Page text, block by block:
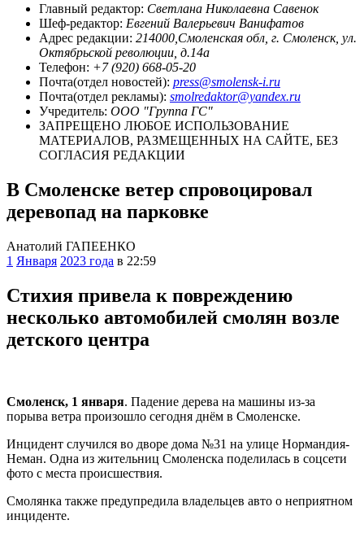
Главный редактор: Светлана Николаевна Савенок
Шеф-редактор: Евгений Валерьевич Ванифатов
Адрес редакции: 214000,Смоленская обл, г. Смоленск, ул.
Октябрьской революции, д.14а
Телефон: +7 (920) 668-05-20
Почта(отдел новостей): press@smolensk-i.ru
Почта(отдел рекламы): smolredaktor@yandex.ru
Учредитель: ООО "Группа ГС"
ЗАПРЕЩЕНО ЛЮБОЕ ИСПОЛЬЗОВАНИЕ
МАТЕРИАЛОВ, РАЗМЕЩЕННЫХ НА САЙТЕ, БЕЗ
СОГЛАСИЯ РЕДАКЦИИ
В Смоленске ветер спровоцировал
деревопад на парковке
Анатолий ГАПЕЕНКО
1 Января 2023 года в 22:59
Стихия привела к повреждению
несколько автомобилей смолян возле
детского центра
Смоленск, 1 января. Падение дерева на машины из-за
порыва ветра произошло сегодня днём в Смоленске.
Инцидент случился во дворе дома №31 на улице Нормандия-
Неман. Одна из жительниц Смоленска поделилась в соцсети
фото с места происшествия.
Смолянка также предупредила владельцев авто о неприятном
инциденте.